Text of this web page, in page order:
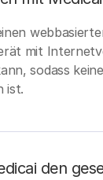
mit
sodass
ist.
den